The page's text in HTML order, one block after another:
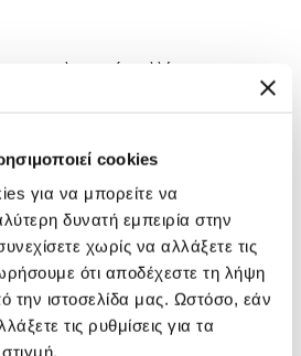
cookies
για να μπορείτε να
δυνατή εμπειρία στην
χωρίς να αλλάξετε τις
ότι αποδέχεστε τη λήψη
ιστοσελίδα μας. Ωστόσο, εάν
τις ρυθμίσεις για τα
των ελαστικών αλλά και η
3%-7%.
κινητήρα Suzuki
2% στην εξοικονόμηση
της σχάρας οροφής
μέχρι και 5%.